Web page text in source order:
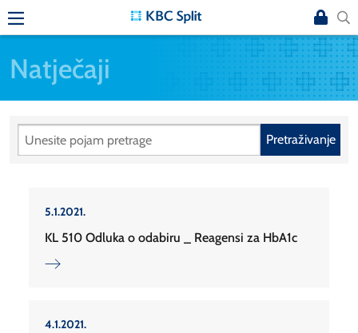
Natječaji
Pretraživanje
5.1.2021.
KL 510 Odluka o odabiru _ Reagensi za HbA1c
4.1.2021.